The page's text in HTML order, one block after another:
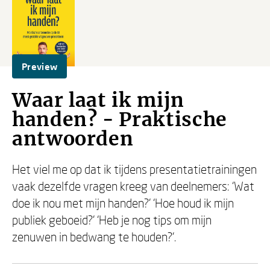
Preview
Waar laat ik mijn
handen? - Praktische
antwoorden
Het viel me op dat ik tijdens presentatietrainingen
vaak dezelfde vragen kreeg van deelnemers: ‘Wat
doe ik nou met mijn handen?' ‘Hoe houd ik mijn
publiek geboeid?' ‘Heb je nog tips om mijn
zenuwen in bedwang te houden?'.